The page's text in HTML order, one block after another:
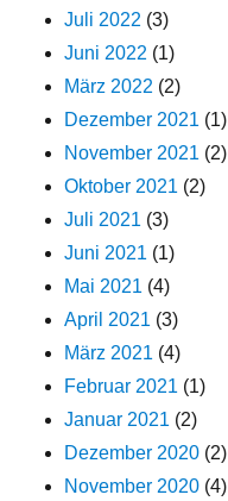
Juli 2022 (3)
Juni 2022 (1)
März 2022 (2)
Dezember 2021 (1)
November 2021 (2)
Oktober 2021 (2)
Juli 2021 (3)
Juni 2021 (1)
Mai 2021 (4)
April 2021 (3)
März 2021 (4)
Februar 2021 (1)
Januar 2021 (2)
Dezember 2020 (2)
November 2020 (4)